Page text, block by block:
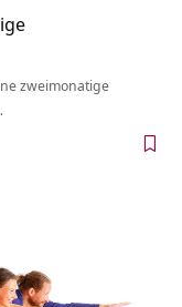
zweimonatige